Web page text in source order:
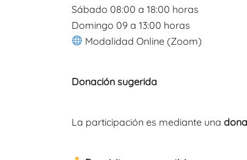
Sábado 08:00 a 18:00 horas
Domingo 09 a 13:00 horas
Modalidad Online (Zoom)
Donación sugerida
La participación es mediante una